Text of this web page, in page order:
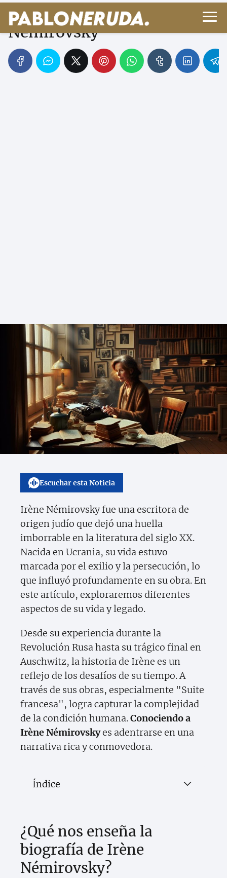
Conociendo a Irène
Némirovsky
Escuchar esta Noticia
Irène Némirovsky fue una escritora de
origen judío que dejó una huella
imborrable en la literatura del siglo XX.
Nacida en Ucrania, su vida estuvo
marcada por el exilio y la persecución, lo
que influyó profundamente en su obra. En
este artículo, exploraremos diferentes
aspectos de su vida y legado.
Desde su experiencia durante la
Revolución Rusa hasta su trágico final en
Auschwitz, la historia de Irène es un
reflejo de los desafíos de su tiempo. A
través de sus obras, especialmente "Suite
francesa", logra capturar la complejidad
de la condición humana.Conociendo a
Irène Némirovskyes adentrarse en una
narrativa rica y conmovedora.
Índice
¿Qué nos enseña la
biografía de Irène
Némirovsky?